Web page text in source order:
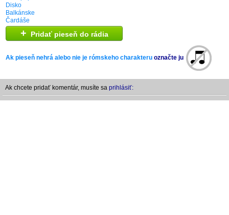
Disko
Balkánske
Čardáše
+ Pridať pieseň do rádia
Ak pieseň nehrá alebo nie je rómskeho charakteru označte ju
Ak chcete pridať komentár, musíte sa prihlásiť: